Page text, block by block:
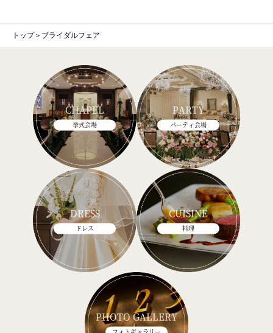
トップ＞ ブライダルフェア
CHAPEL
挙式会場
PARTY
パーティ会場
DRESS
ドレス
CUISINE
料理
PHOTO GALLERY